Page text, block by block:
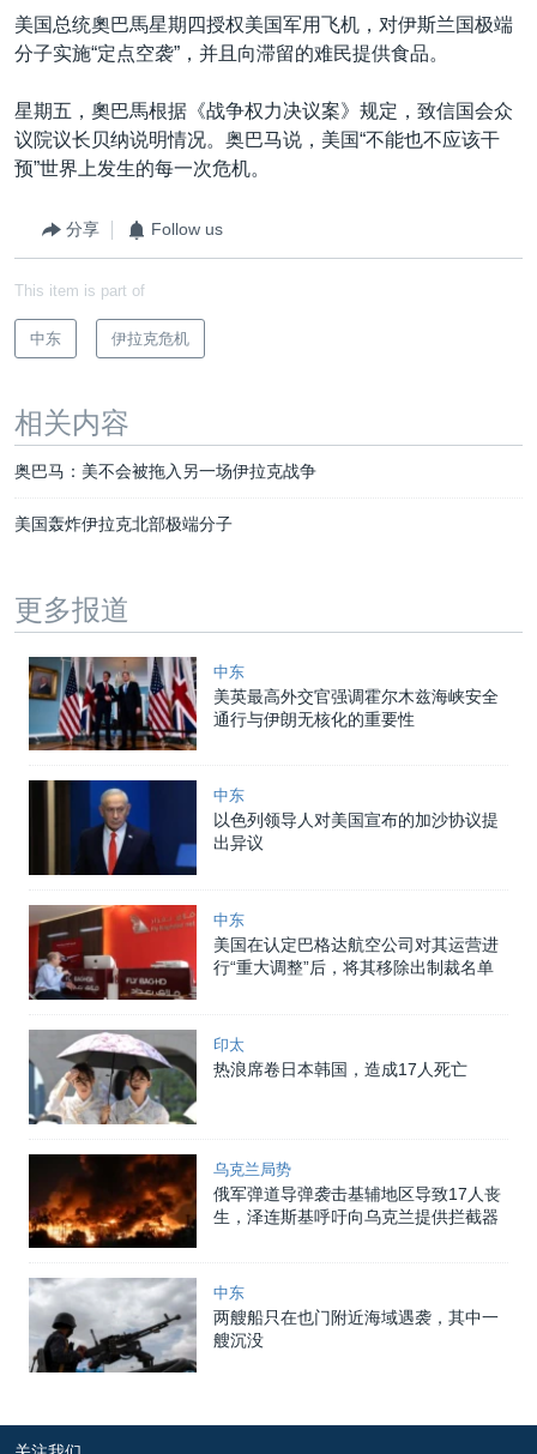
美国总统奧巴馬星期四授权美国军用飞机，对伊斯兰国极端
分子实施“定点空袭”，并且向滞留的难民提供食品。
星期五，奧巴馬根据《战争权力决议案》规定，致信国会众
议院议长贝纳说明情况。奥巴马说，美国“不能也不应该干
预”世界上发生的每一次危机。
分享 Follow us
This item is part of
中东 伊拉克危机
相关内容
奥巴马：美不会被拖入另一场伊拉克战争
美国轰炸伊拉克北部极端分子
更多报道
中东
美英最高外交官强调霍尔木兹海峡安全
通行与伊朗无核化的重要性
中东
以色列领导人对美国宣布的加沙协议提
出异议
中东
美国在认定巴格达航空公司对其运营进
行“重大调整”后，将其移除出制裁名单
印太
热浪席卷日本韩国，造成17人死亡
乌克兰局势
俄军弹道导弹袭击基辅地区导致17人丧
生，泽连斯基呼吁向乌克兰提供拦截器
中东
两艘船只在也门附近海域遇袭，其中一
艘沉没